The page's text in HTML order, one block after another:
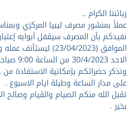
زبائننا الكرام ..
عملاً بمنشور مصرف ليبيا المركزي
نفيدكم بأن المصرف سيقفل أبوابه
الموافق (23/04/2023)
الاحد 30/4/2023 من الساعة 9:00 صباحاً وحتى 3.00 مساء.
ونذكر حضراتكم بإمكانية الاستفادة
على مدار الساعة وطيلة ايام الاسبوع .
تقبل الله منكم الصيام والقيام وصالح
بخير .